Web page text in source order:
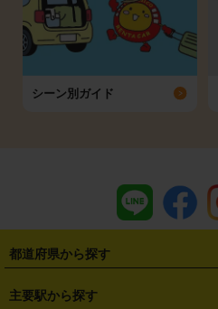
シーン別ガイド
都道府県から探す
・ 北海道 ・
主要駅から探す